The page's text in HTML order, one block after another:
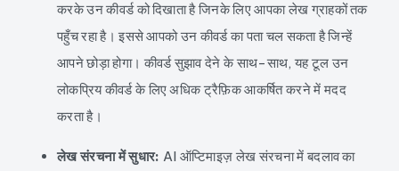
करके उन कीवर्ड को दिखाता है जिनके लिए आपका लेख ग्राहकों तक
पहुँच रहा है। इससे आपको उन कीवर्ड का पता चल सकता है जिन्हें
आपने छोड़ा होगा। कीवर्ड सुझाव देने के साथ-साथ, यह टूल उन
लोकप्रिय कीवर्ड के लिए अधिक ट्रैफ़िक आकर्षित करने में मदद
करता है।
लेख संरचना में सुधार: AI ऑप्टिमाइज़ लेख संरचना में बदलाव का